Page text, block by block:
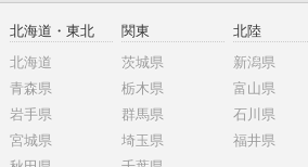
北海道・東北
北海道
青森県
岩手県
宮城県
関東
茨城県
栃木県
群馬県
埼玉県
北陸
新潟県
富山県
石川県
福井県